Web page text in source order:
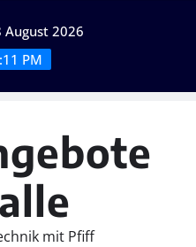
August 2026
PM
mit Pfiff